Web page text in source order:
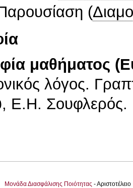
(
μαθήματος
λόγος.
Ε.Η. Σουφλερός.
Μονάδα Διασφάλισης Ποιότητας -